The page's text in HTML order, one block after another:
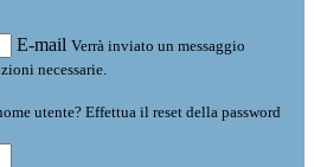
E-mail Verrà inviato un messaggio
necessarie.
utente? Effettua il reset della password